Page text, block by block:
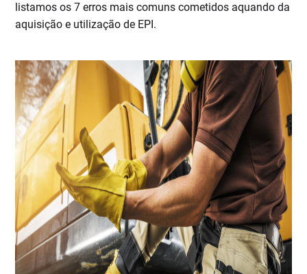
listamos os 7 erros mais comuns cometidos aquando da
aquisição e utilização de EPI.